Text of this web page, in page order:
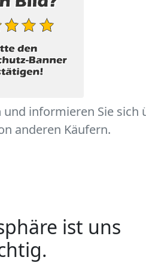
informieren Sie sich
anderen Käufern.
ist uns